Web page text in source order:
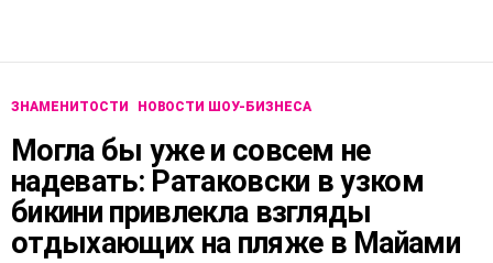
ЗНАМЕНИТОСТИ НОВОСТИ ШОУ-БИЗНЕСА
Могла бы уже и совсем не
надевать: Ратаковски в узком
бикини привлекла взгляды
отдыхающих на пляже в Майами